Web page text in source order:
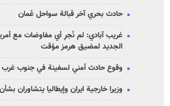
حادث بحري آخر قبالة سواحل عُمان
غريب آبادي: لم نُجرِ أي مفاوضات مع
الجديد لمضيق هرمز مؤقت
وقوع حادث أمني لسفينة في جنوب غرب
وزيرا خارجية ايران وإيطاليا يتشاوران